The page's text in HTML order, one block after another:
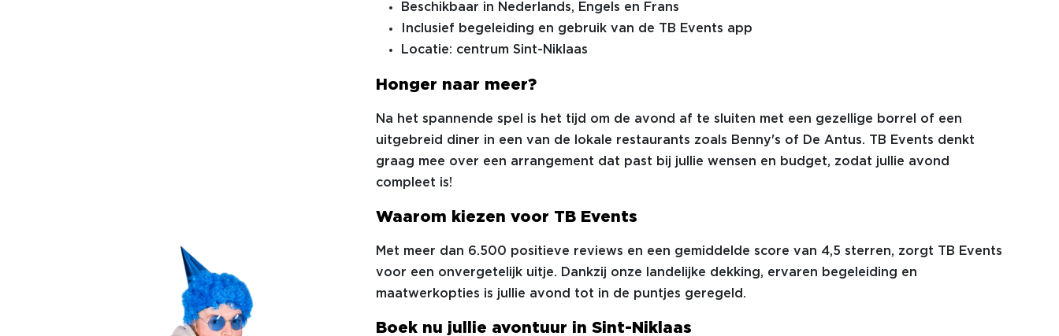
Beschikbaar in Nederlands, Engels en Frans
Inclusief begeleiding en gebruik van de TB Events app
Locatie: centrum Sint-Niklaas
Honger naar meer?
Na het spannende spel is het tijd om de avond af te sluiten met een gezellige borrel of een
uitgebreid diner in een van de lokale restaurants zoals Benny's of De Antus. TB Events denkt
graag mee over een arrangement dat past bij jullie wensen en budget, zodat jullie avond
compleet is!
Waarom kiezen voor TB Events
Met meer dan 6.500 positieve reviews en een gemiddelde score van 4,5 sterren, zorgt TB Events
voor een onvergetelijk uitje. Dankzij onze landelijke dekking, ervaren begeleiding en
maatwerkopties is jullie avond tot in de puntjes geregeld.
Boek nu jullie avontuur in Sint-Niklaas